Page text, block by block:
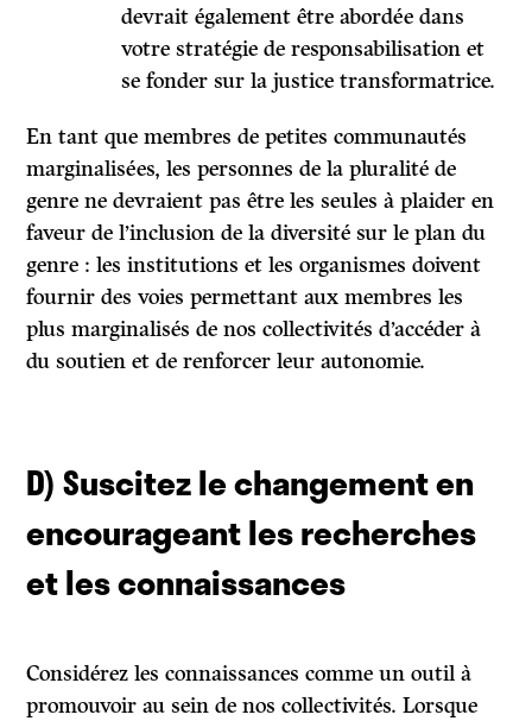
devrait également être abordée dans
votre stratégie de responsabilisation et
se fonder sur la justice transformatrice.
En tant que membres de petites communautés
marginalisées, les personnes de la pluralité de
genre ne devraient pas être les seules à plaider en
faveur de l’inclusion de la diversité sur le plan du
genre : les institutions et les organismes doivent
fournir des voies permettant aux membres les
plus marginalisés de nos collectivités d’accéder à
du soutien et de renforcer leur autonomie.
D) Suscitez le changement en
encourageant les recherches
et les connaissances
Considérez les connaissances comme un outil à
promouvoir au sein de nos collectivités. Lorsque